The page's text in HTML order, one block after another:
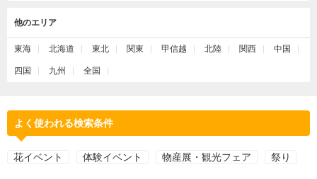
他のエリア
東海 北海道 東北 関東 甲信越 北陸 関西 中国
四国 九州 全国
よく使われる検索条件
花イベント 体験イベント 物産展・観光フェア 祭り